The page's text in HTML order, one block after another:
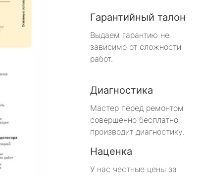
Гарантийный талон
Выдаем гарантию не
зависимо от сложности
работ.
Диагностика
Мастер перед ремонтом
совершенно бесплатно
производит диагностику.
Наценка
У нас честные цены за